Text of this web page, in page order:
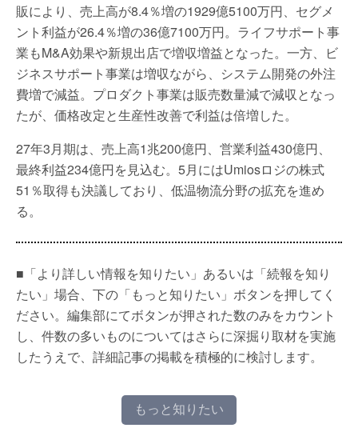
販により、売上高が8.4％増の1929億5100万円、セグメ
ント利益が26.4％増の36億7100万円。ライフサポート事
業もM&A効果や新規出店で増収増益となった。一方、ビ
ジネスサポート事業は増収ながら、システム開発の外注
費増で減益。プロダクト事業は販売数量減で減収となっ
たが、価格改定と生産性改善で利益は倍増した。
27年3月期は、売上高1兆200億円、営業利益430億円、
最終利益234億円を見込む。5月にはUmiosロジの株式
51％取得も決議しており、低温物流分野の拡充を進め
る。
■「より詳しい情報を知りたい」あるいは「続報を知り
たい」場合、下の「もっと知りたい」ボタンを押してく
ださい。編集部にてボタンが押された数のみをカウント
し、件数の多いものについてはさらに深掘り取材を実施
したうえで、詳細記事の掲載を積極的に検討します。
もっと知りたい